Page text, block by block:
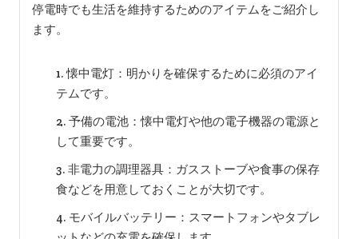
停電時でも生活を維持するためのアイテムをご紹介し
ます。
懐中電灯：明かりを確保するために必須のアイ
テムです。
予備の電池：懐中電灯や他の電子機器の電源と
して重要です。
非電力の調理器具：ガスストーブや食事の保存
食などを用意しておくことが大切です。
モバイルバッテリー：スマートフォンやタブレ